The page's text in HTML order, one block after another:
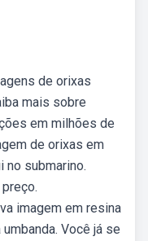
de orixas
mais sobre
em milhões de
de orixas em
no submarino.
imagem em resina
Você já se